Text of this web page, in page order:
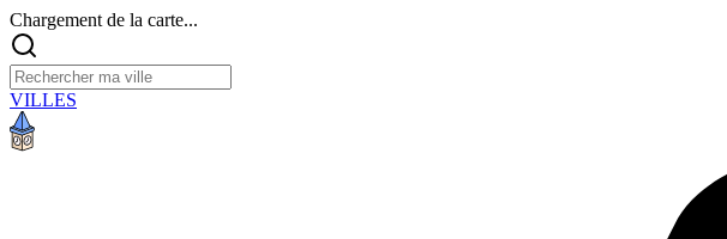
Chargement de la carte...
VILLES